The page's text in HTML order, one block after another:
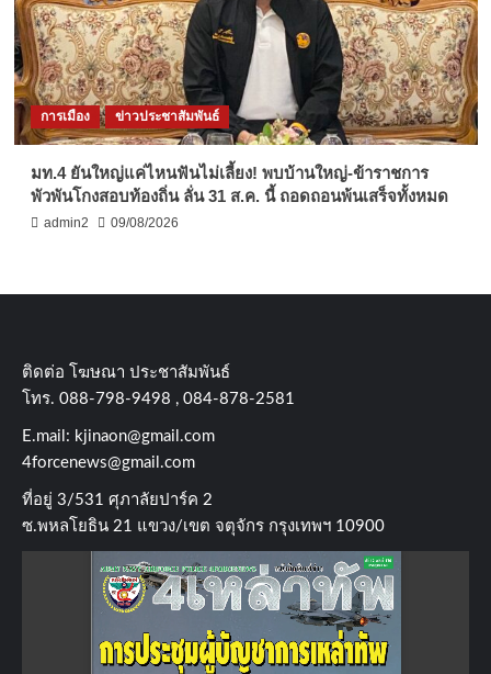
การเมือง ข่าวประชาสัมพันธ์
มท.4 ยันใหญ่แค่ไหนฟันไม่เลี้ยง! พบบ้านใหญ่-ข้าราชการ
พัวพันโกงสอบท้องถิ่น ลั่น 31 ส.ค. นี้ ถอดถอนพ้นเสร็จทั้งหมด
admin2 09/08/2026
ติดต่อ​ โฆษณา​ ประชาสัมพันธ์
โทร​. 088-798-9498 , 084-878-2581
E.mail: kjinaon@gmail.com
4forcenews@gmail.com
ที่อยู่​ 3/531​ ศุภาลัยปาร์ค​ 2
ซ.พหลโยธิน​ 21​ แขวง/เขต​ จตุจักร​ กรุงเทพฯ 10900